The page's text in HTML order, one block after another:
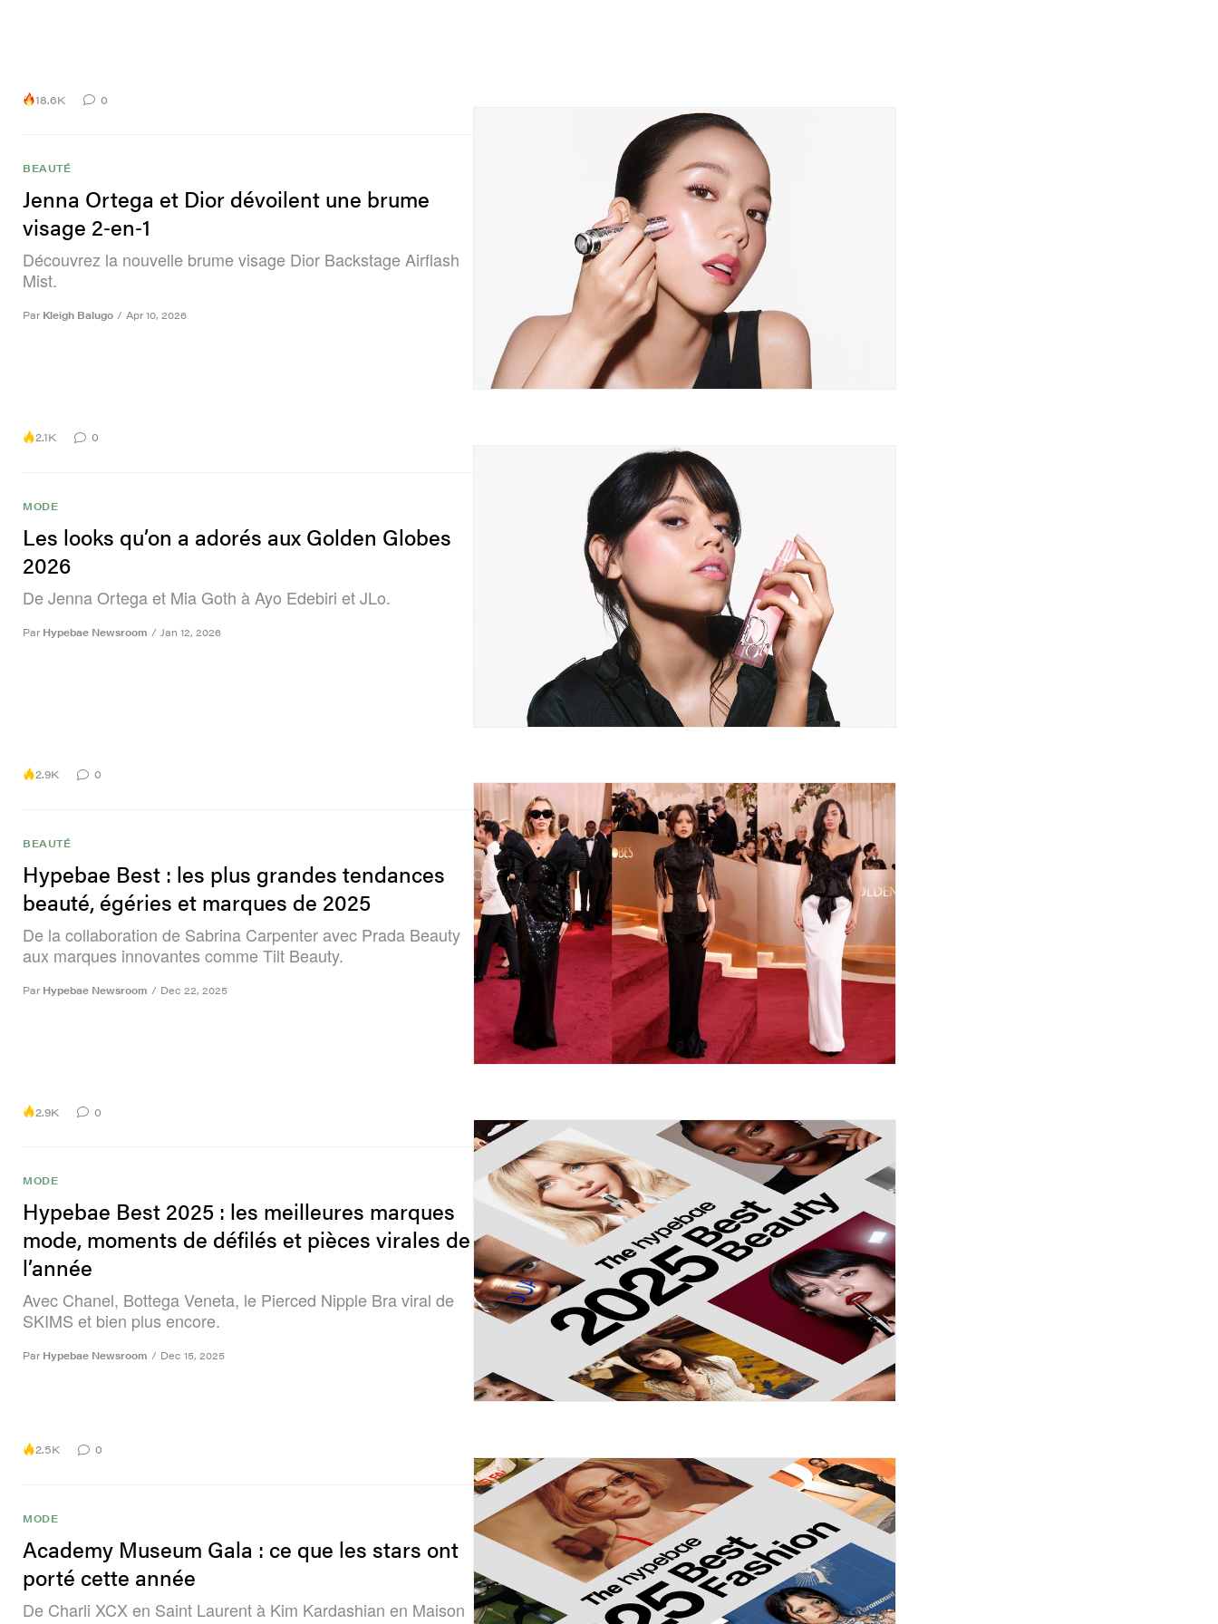
18.6K 0
BEAUTÉ
Jenna Ortega et Dior dévoilent une brume
visage 2‑en‑1
Découvrez la nouvelle brume visage Dior Backstage Airflash
Mist.
Par Kleigh Balugo / Apr 10, 2026
2.1K 0
MODE
Les looks qu’on a adorés aux Golden Globes
2026
De Jenna Ortega et Mia Goth à Ayo Edebiri et JLo.
Par Hypebae Newsroom / Jan 12, 2026
2.9K 0
BEAUTÉ
Hypebae Best : les plus grandes tendances
beauté, égéries et marques de 2025
De la collaboration de Sabrina Carpenter avec Prada Beauty
aux marques innovantes comme Tilt Beauty.
Par Hypebae Newsroom / Dec 22, 2025
2.9K 0
MODE
Hypebae Best 2025 : les meilleures marques
mode, moments de défilés et pièces virales de
l’année
Avec Chanel, Bottega Veneta, le Pierced Nipple Bra viral de
SKIMS et bien plus encore.
Par Hypebae Newsroom / Dec 15, 2025
2.5K 0
MODE
Academy Museum Gala : ce que les stars ont
porté cette année
De Charli XCX en Saint Laurent à Kim Kardashian en Maison